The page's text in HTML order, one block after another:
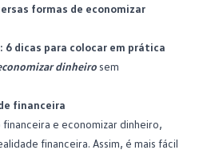
formas de economizar
6 dicas para colocar em prática
dinheiro sem
financeira
financeira e economizar dinheiro,
financeira. Assim, é mais fácil